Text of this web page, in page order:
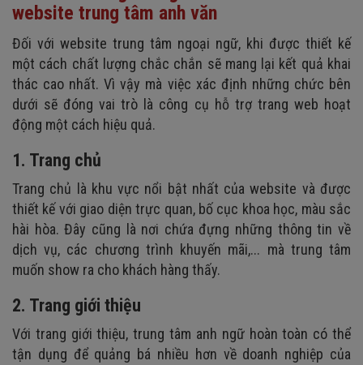
website trung tâm anh văn
Đối với website trung tâm ngoại ngữ, khi được thiết kế
một cách chất lượng chắc chắn sẽ mang lại kết quả khai
thác cao nhất. Vì vậy mà việc xác định những chức bên
dưới sẽ đóng vai trò là công cụ hỗ trợ trang web hoạt
động một cách hiệu quả.
1. Trang chủ
Trang chủ là khu vực nổi bật nhất của website và được
thiết kế với giao diện trực quan, bố cục khoa học, màu sắc
hài hòa. Đây cũng là nơi chứa đựng những thông tin về
dịch vụ, các chương trình khuyến mãi,... mà trung tâm
muốn show ra cho khách hàng thấy.
2. Trang giới thiệu
Với trang giới thiệu, trung tâm anh ngữ hoàn toàn có thể
tận dụng để quảng bá nhiều hơn về doanh nghiệp của